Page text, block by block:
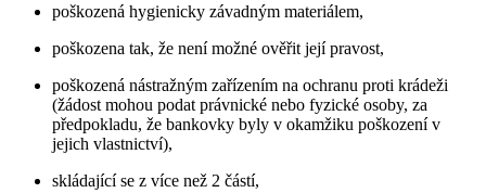
poškozená hygienicky závadným materiálem,
poškozena tak, že není možné ověřit její pravost,
poškozená nástražným zařízením na ochranu proti krádeži
(žádost mohou podat právnické nebo fyzické osoby, za
předpokladu, že bankovky byly v okamžiku poškození v
jejich vlastnictví),
skládající se z více než 2 částí,